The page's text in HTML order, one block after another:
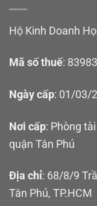
Trọn bộ
Trọn bộ sản
Sạc 65W GaN
Dây cáp IINE C
Hộ Kinh Doanh
Mã số thuế:
Ngày cấp: 01/03/
Nơi cấp: Phòng
quận Tân Phú
Địa chỉ: 68/8/9
Tân Phú, TP.HCM